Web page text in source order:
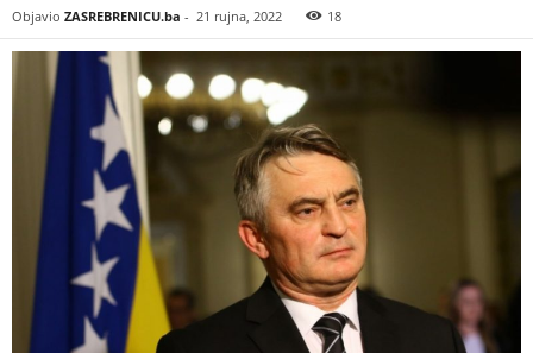
Objavio ZASREBRENICU.ba - 21 rujna, 2022 18